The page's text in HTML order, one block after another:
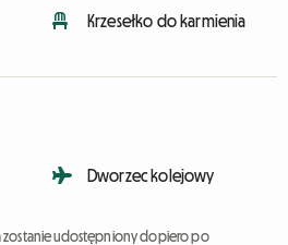
Krzesełko do karmienia
Dworzec kolejowy
zostanie udostępniony dopiero po